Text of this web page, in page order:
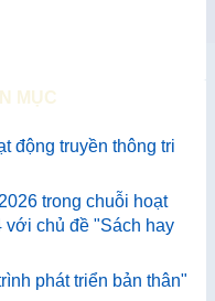
MỤC
động truyền thông tri
trong chuỗi hoạt
với chủ đề "Sách hay
phát triển bản thân"